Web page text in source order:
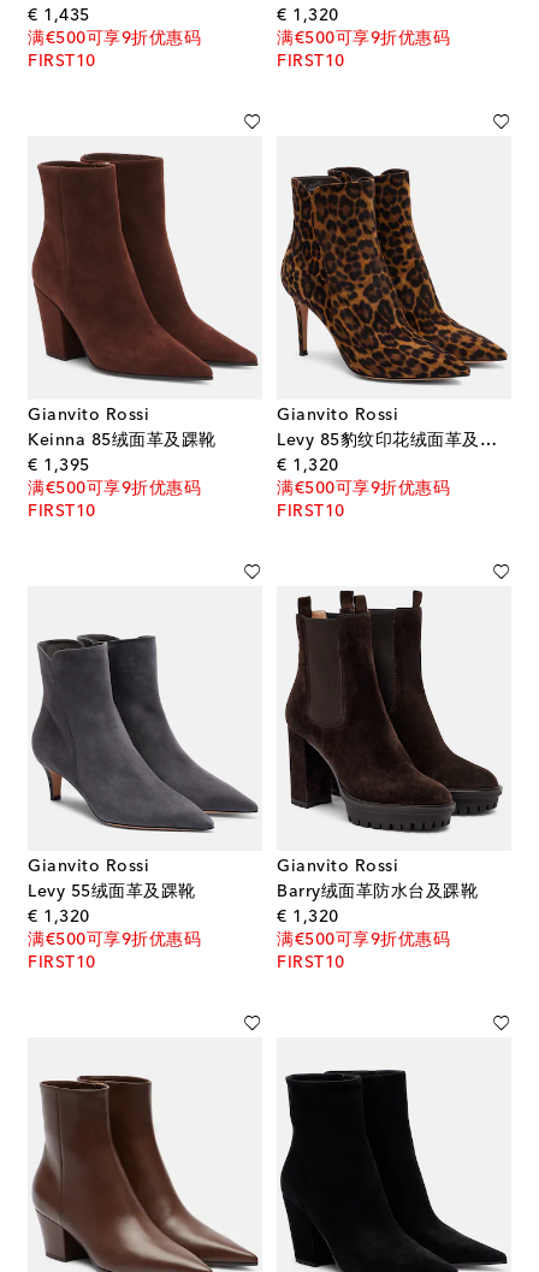
€ 1,435original price
满€500可享9折优惠码
FIRST10
€ 1,320original price
满€500可享9折优惠码
FIRST10
Gianvito Rossi
Keinna 85绒面革及踝靴
€ 1,395original price
满€500可享9折优惠码
FIRST10
Gianvito Rossi
Levy 85豹纹印花绒面革及踝靴
€ 1,320original price
满€500可享9折优惠码
FIRST10
Gianvito Rossi
Levy 55绒面革及踝靴
€ 1,320original price
满€500可享9折优惠码
FIRST10
Gianvito Rossi
Barry绒面革防水台及踝靴
€ 1,320original price
满€500可享9折优惠码
FIRST10